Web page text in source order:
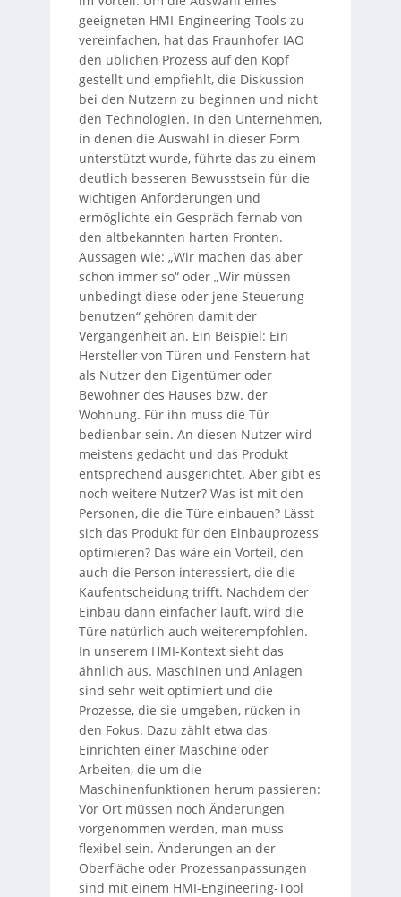
geeigneten HMI-Engineering-Tools zu
vereinfachen, hat das Fraunhofer IAO
den üblichen Prozess auf den Kopf
gestellt und empfiehlt, die Diskussion
bei den Nutzern zu beginnen und nicht
den Technologien. In den Unternehmen,
in denen die Auswahl in dieser Form
unterstützt wurde, führte das zu einem
deutlich besseren Bewusstsein für die
wichtigen Anforderungen und
ermöglichte ein Gespräch fernab von
den altbekannten harten Fronten.
Aussagen wie: „Wir machen das aber
schon immer so“ oder „Wir müssen
unbedingt diese oder jene Steuerung
benutzen“ gehören damit der
Vergangenheit an. Ein Beispiel: Ein
Hersteller von Türen und Fenstern hat
als Nutzer den Eigentümer oder
Bewohner des Hauses bzw. der
Wohnung. Für ihn muss die Tür
bedienbar sein. An diesen Nutzer wird
meistens gedacht und das Produkt
entsprechend ausgerichtet. Aber gibt es
noch weitere Nutzer? Was ist mit den
Personen, die die Türe einbauen? Lässt
sich das Produkt für den Einbauprozess
optimieren? Das wäre ein Vorteil, den
auch die Person interessiert, die die
Kaufentscheidung trifft. Nachdem der
Einbau dann einfacher läuft, wird die
Türe natürlich auch weiterempfohlen.
In unserem HMI-Kontext sieht das
ähnlich aus. Maschinen und Anlagen
sind sehr weit optimiert und die
Prozesse, die sie umgeben, rücken in
den Fokus. Dazu zählt etwa das
Einrichten einer Maschine oder
Arbeiten, die um die
Maschinenfunktionen herum passieren:
Vor Ort müssen noch Änderungen
vorgenommen werden, man muss
flexibel sein. Änderungen an der
Oberfläche oder Prozessanpassungen
sind mit einem HMI-Engineering-Tool